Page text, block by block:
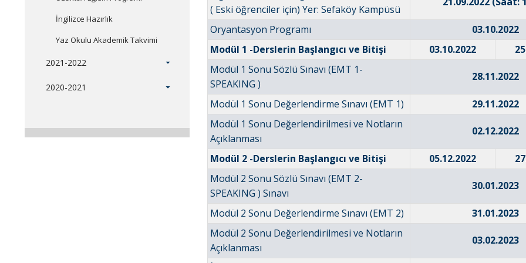
İngilizce Hazırlık
Yaz Okulu Akademik Takvimi
2021-2022
2020-2021
( Eski öğrenciler için) Yer: Sefaköy Kampüsü
Oryantasyon Programı
03.10.2022
Modül 1 -Derslerin Başlangıcı ve Bitişi
03.10.2022
Modül 1 Sonu Sözlü Sınavı (EMT 1-
SPEAKING )
28.11.2022
Modül 1 Sonu Değerlendirme Sınavı (EMT 1)
29.11.2022
Modül 1 Sonu Değerlendirilmesi ve Notların
Açıklanması
02.12.2022
Modül 2 -Derslerin Başlangıcı ve Bitişi 05.12.2022
Modül 2 Sonu Sözlü Sınavı (EMT 2-
SPEAKING ) Sınavı
30.01.2023
Modül 2 Sonu Değerlendirme Sınavı (EMT 2)
31.01.2023
Modül 2 Sonu Değerlendirilmesi ve Notların
Açıklanması
03.02.2023